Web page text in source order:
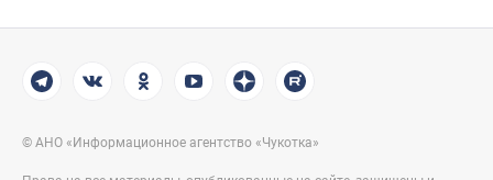
© АНО «Информационное агентство «Чукотка»